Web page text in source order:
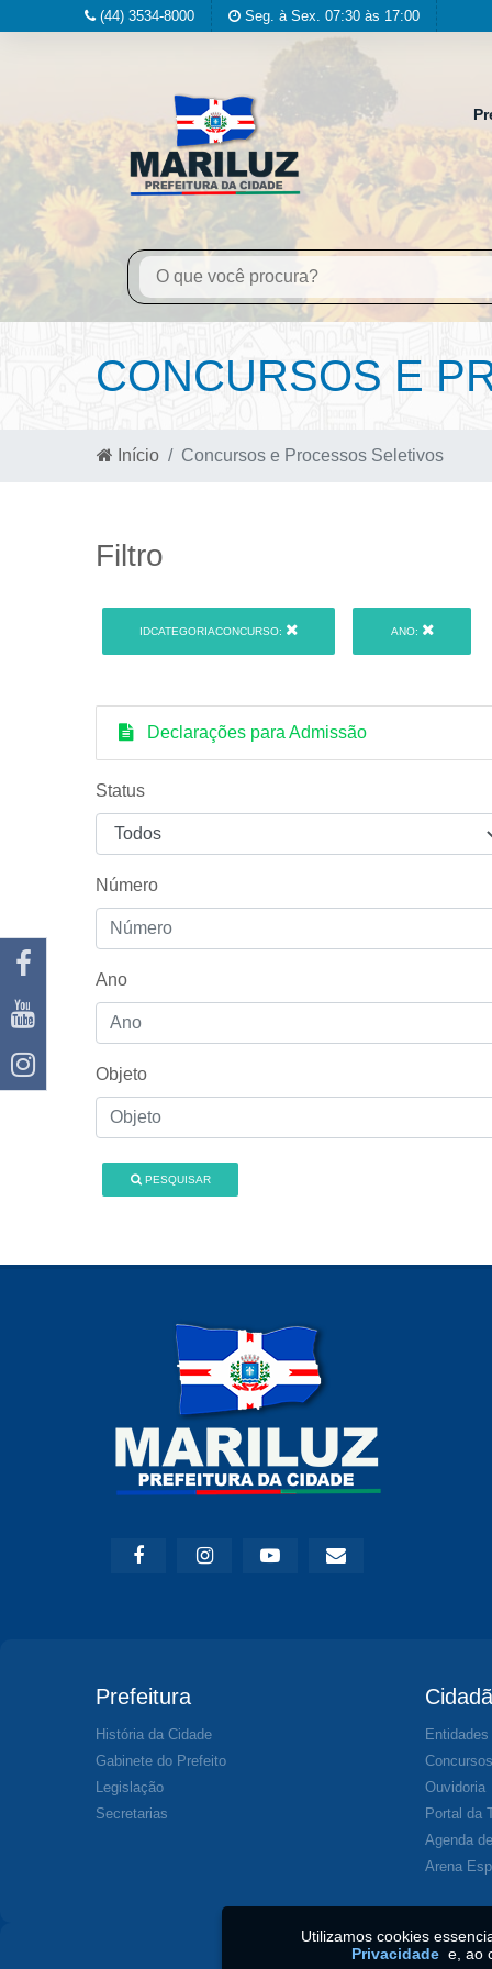
(44) 3534-8000 Seg. à Sex. 07:30 às 17:00
CONCURSOS E
Início Concursos e Processos Seletivos
Filtro
IDCATEGORIACONCURSO: ANO:
Declarações para Admissão
Status
Número
Ano
Objeto
PESQUISAR
Prefeitura
História da Cidade
Gabinete do Prefeito
Legislação
Secretarias
Entidades
Concursos
Ouvidoria
Portal da
Agenda
Arena
Utilizamos cookies
Privacidade e, ao